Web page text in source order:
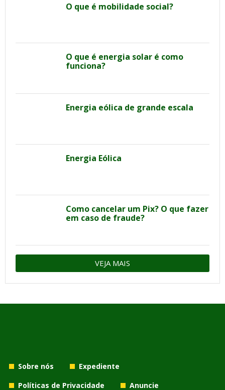
O que é mobilidade social?
O que é energia solar é como
funciona?
Energia eólica de grande escala
Energia Eólica
Como cancelar um Pix? O que fazer
em caso de fraude?
VEJA MAIS
Sobre nós
Expediente
Políticas de Privacidade
Anuncie